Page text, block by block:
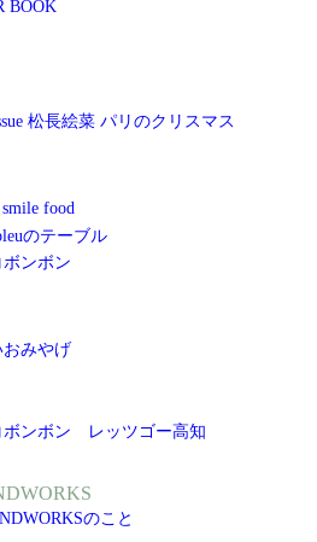
BOOK
松長絵菜 パリのクリスマス
smile food
のテーブル
ボンボン
おみやげ
ボンボン レッツゴー高知
のこと